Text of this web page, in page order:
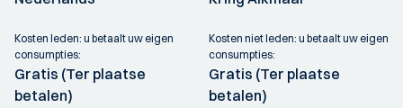
Kosten leden: u betaalt uw eigen
consumpties:
Gratis (Ter plaatse
betalen)
Kosten niet leden: u betaalt uw eigen
consumpties:
Gratis (Ter plaatse
betalen)